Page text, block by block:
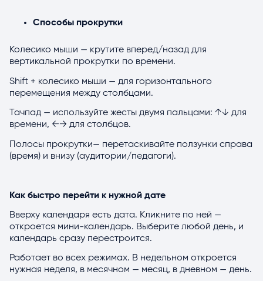
Способы прокрутки
Колесико мыши — крутите вперед/назад для
вертикальной прокрутки по времени.
Shift + колесико мыши — для горизонтального
перемещения между столбцами.
Тачпад — используйте жесты двумя пальцами: ↑↓ для
времени, ←→ для столбцов.
Полосы прокрутки— перетаскивайте ползунки справа
(время) и внизу (аудитории/педагоги).
Как быстро перейти к нужной дате
Вверху календаря есть дата. Кликните по ней —
откроется мини-календарь. Выберите любой день, и
календарь сразу перестроится.
Работает во всех режимах. В недельном откроется
нужная неделя, в месячном — месяц, в дневном — день.